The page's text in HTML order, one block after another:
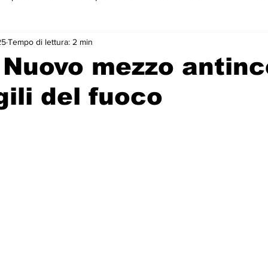
piano
mezzo
del fuoco
Tempo di lettura: 2 min